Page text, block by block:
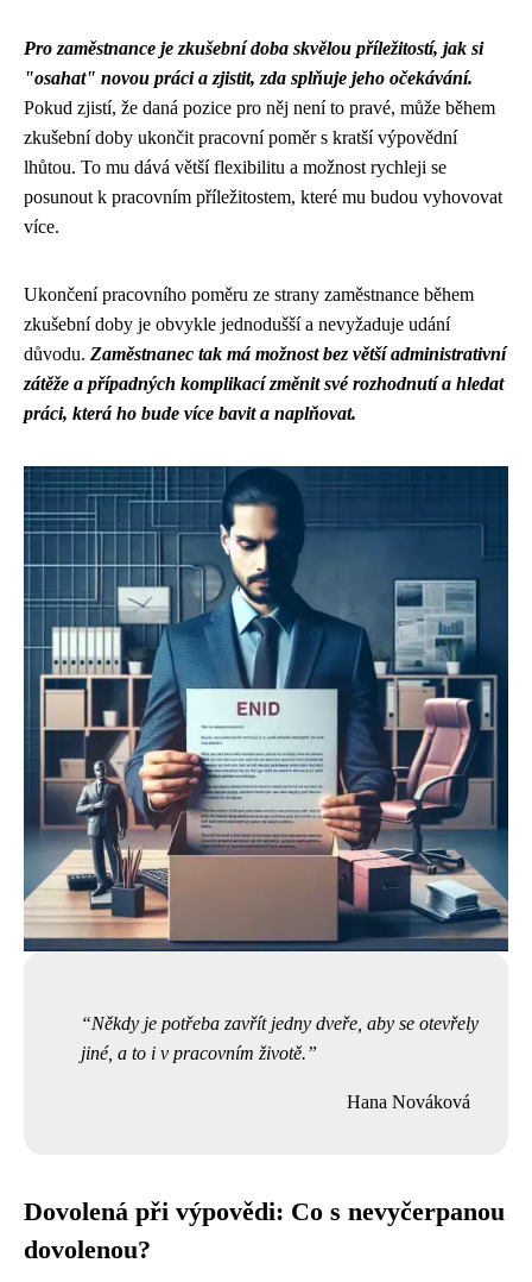
Pro zaměstnance je zkušební doba skvělou příležitostí, jak si
"osahat" novou práci a zjistit, zda splňuje jeho očekávání.
Pokud zjistí, že daná pozice pro něj není to pravé, může během
zkušební doby ukončit pracovní poměr s kratší výpovědní
lhůtou. To mu dává větší flexibilitu a možnost rychleji se
posunout k pracovním příležitostem, které mu budou vyhovovat
více.
Ukončení pracovního poměru ze strany zaměstnance během
zkušební doby je obvykle jednodušší a nevyžaduje udání
důvodu. Zaměstnanec tak má možnost bez větší administrativní
zátěže a případných komplikací změnit své rozhodnutí a hledat
práci, která ho bude více bavit a naplňovat.
Někdy je potřeba zavřít jedny dveře, aby se otevřely
jiné, a to i v pracovním životě.
Hana Nováková
Dovolená při výpovědi: Co s nevyčerpanou
dovolenou?